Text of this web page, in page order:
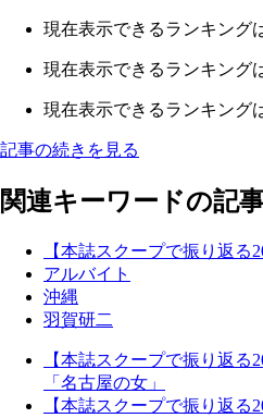
現在表示できるランキング
現在表示できるランキング
現在表示できるランキング
記事の続きを見る
関連キーワードの記
【本誌スクープで振り返る
アルバイト
沖縄
羽賀研二
【本誌スクープで振り返る
「名古屋の女」
【本誌スクープで振り返る